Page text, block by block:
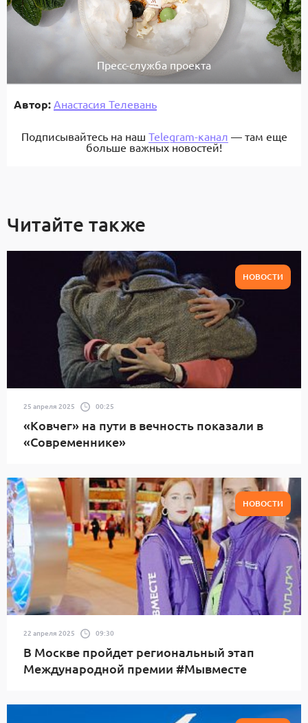
Пресс-служба проекта
Автор: Анастасия Телевань
Подписывайтесь на наш Telegram-канал — там еще
больше важных новостей!
Читайте также
НОВОСТИ
25 апреля 2025 00:25
«Ковчег» на пути в вечность показали в
«Современнике»
НОВОСТИ
22 апреля 2025 09:30
В Москве пройдет региональный этап
Международной премии #Мывместе